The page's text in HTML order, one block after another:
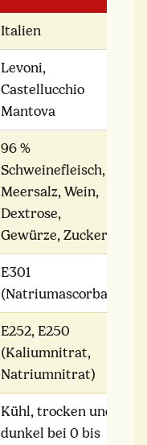
Italien
Levoni,
Castellucchio
Mantova
96 %
Schweinefleisch,
Meersalz, Wein,
Dextrose,
Gewürze, Zucker
E301
(Natriumascorbat)
E252, E250
(Kaliumnitrat,
Natriumnitrat)
Kühl, trocken und
dunkel bei 0 bis